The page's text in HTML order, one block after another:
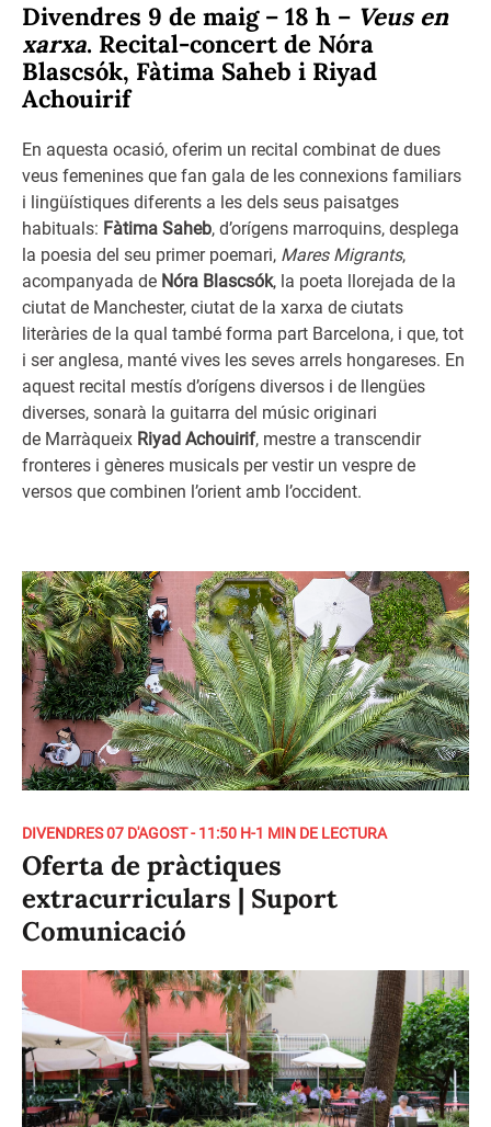
Divendres 9 de maig – 18 h – Veus en
xarxa. Recital-concert de Nóra
Blascsók, Fàtima Saheb i Riyad
Achouirif
En aquesta ocasió, oferim un recital combinat de dues
veus femenines que fan gala de les connexions familiars
i lingüístiques diferents a les dels seus paisatges
habituals: Fàtima Saheb, d’orígens marroquins, desplega
la poesia del seu primer poemari, Mares Migrants,
acompanyada de Nóra Blascsók, la poeta llorejada de la
ciutat de Manchester, ciutat de la xarxa de ciutats
literàries de la qual també forma part Barcelona, i que, tot
i ser anglesa, manté vives les seves arrels hongareses. En
aquest recital mestís d’orígens diversos i de llengües
diverses, sonarà la guitarra del músic originari
de Marràqueix Riyad Achouirif, mestre a transcendir
fronteres i gèneres musicals per vestir un vespre de
versos que combinen l’orient amb l’occident.
DIVENDRES 07 D'AGOST - 11:50 H-1 MIN DE LECTURA
Oferta de pràctiques
extracurriculars | Suport
Comunicació